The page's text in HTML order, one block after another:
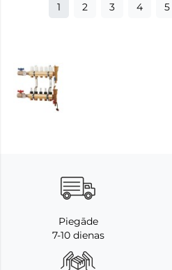
1 2 3 4 5
Piegāde
7-10 dienas